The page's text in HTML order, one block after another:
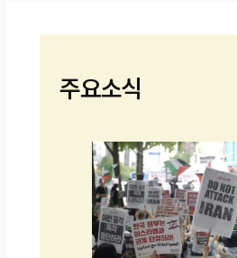
주요소식